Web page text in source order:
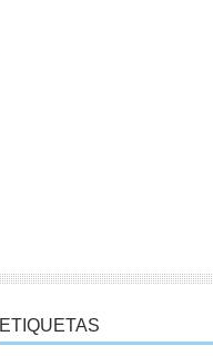
ETIQUETAS